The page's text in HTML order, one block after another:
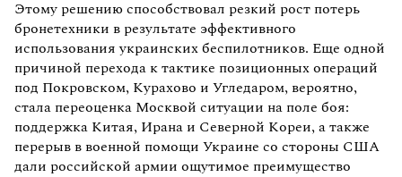
Этому решению способствовал резкий рост потерь
бронетехники в результате эффективного
использования украинских беспилотников. Еще одной
причиной перехода к тактике позиционных операций
под Покровском, Курахово и Угледаром, вероятно,
стала переоценка Москвой ситуации на поле боя:
поддержка Китая, Ирана и Северной Кореи, а также
перерыв в военной помощи Украине со стороны США
дали российской армии ощутимое преимущество